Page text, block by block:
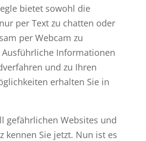
bietet sowohl die
per Text zu chatten oder
per Webcam zu
Informationen
und zu Ihren
erhalten Sie in
gefährlichen Websites und
kennen Sie jetzt. Nun ist es